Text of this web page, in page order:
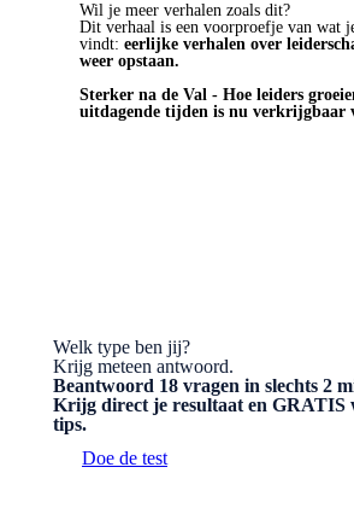
Wil je meer verhalen zoals dit?
Dit verhaal is een voorproefje van wat
vindt: eerlijke verhalen over
weer opstaan.
Sterker na de Val - Hoe leiders
uitdagende tijden is nu verkrijgbaar
Welk type ben jij?
Krijg meteen antwoord.
Beantwoord 18 vragen in slechts 2
Krijg direct je resultaat en GRATIS
tips.
Doe de test